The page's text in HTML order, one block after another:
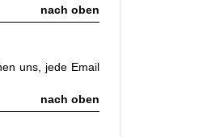
nach oben
uns, jede Email
nach oben